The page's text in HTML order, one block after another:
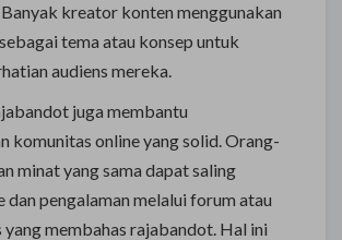
kreator konten menggunakan
tema atau konsep untuk
audiens mereka.
juga membantu
komunitas online yang solid. Orang-
minat yang sama dapat saling
dan pengalaman melalui forum atau
yang membahas rajabandot. Hal ini